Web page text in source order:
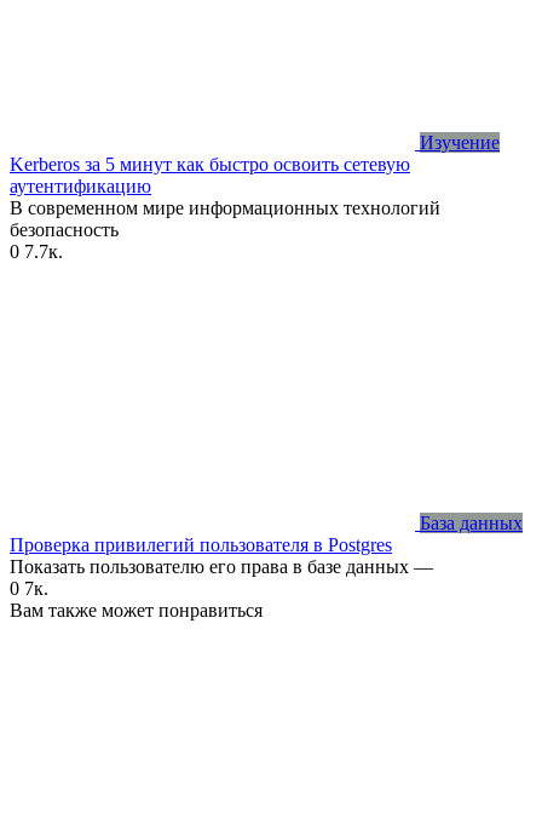
Изучение
Kerberos за 5 минут как быстро освоить сетевую
аутентификацию
В современном мире информационных технологий
безопасность
0 7.7к.
База данных
Проверка привилегий пользователя в Postgres
Показать пользователю его права в базе данных —
0 7к.
Вам также может понравиться